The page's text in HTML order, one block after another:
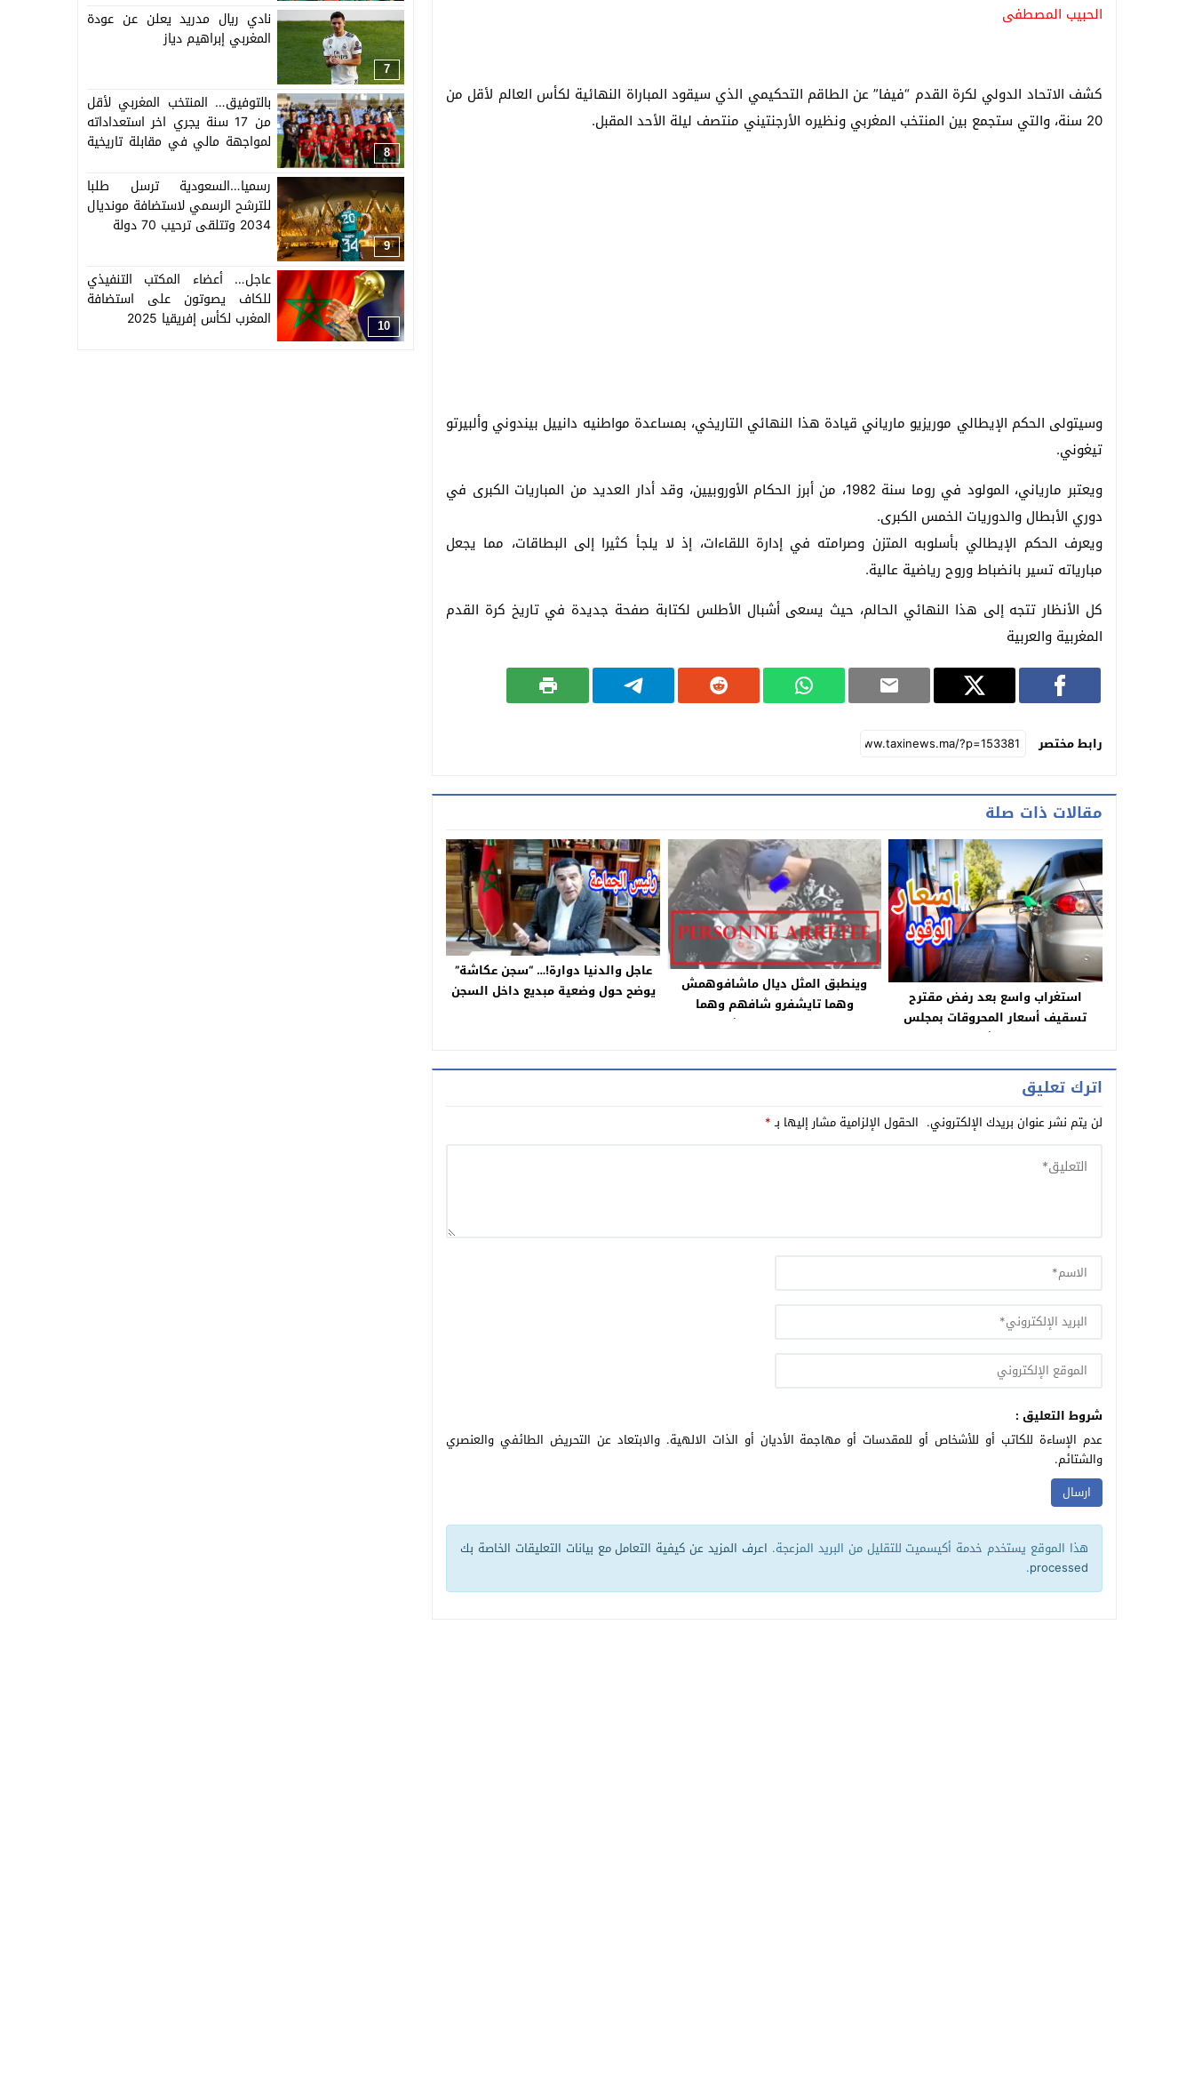
الحبيب المصطفى
كشف الاتحاد الدولي لكرة القدم “فيفا” عن الطاقم التحكيمي الذي سيقود المباراة النهائية لكأس العالم لأقل من
20 سنة، والتي ستجمع بين المنتخب المغربي ونظيره الأرجنتيني منتصف ليلة الأحد المقبل.
وسيتولى الحكم الإيطالي موريزيو مارياني قيادة هذا النهائي التاريخي، بمساعدة مواطنيه دانييل بيندوني وألبيرتو
تيغوني.
ويعتبر مارياني، المولود في روما سنة 1982، من أبرز الحكام الأوروبيين، وقد أدار العديد من المباريات الكبرى في
دوري الأبطال والدوريات الخمس الكبرى.
ويعرف الحكم الإيطالي بأسلوبه المتزن وصرامته في إدارة اللقاءات، إذ لا يلجأ كثيرا إلى البطاقات، مما يجعل
مبارياته تسير بانضباط وروح رياضية عالية.
كل الأنظار تتجه إلى هذا النهائي الحالم، حيث يسعى أشبال الأطلس لكتابة صفحة جديدة في تاريخ كرة القدم
المغربية والعربية
رابط مختصر
مقالات ذات صلة
استغراب واسع بعد رفض مقترح
تسقيف أسعار المحروقات بمجلس
المستشارين
وينطبق المثل ديال ماشافوهمش
وهما تايشفرو شافهم وهما
تايتقاسمو!… البوليس شدو واحد
وصحبو حقيبة مسروقة لواحد
عاجل والدنيا دوارة!… “سجن عكاشة”
يوضح حول وضعية مبديع داخل السجن
اترك تعليق
لن يتم نشر عنوان بريدك الإلكتروني. الحقول الإلزامية مشار إليها بـ*
شروط التعليق :
عدم الإساءة للكاتب أو للأشخاص أو للمقدسات أو مهاجمة الأديان أو الذات الالهية. والابتعاد عن التحريض الطائفي والعنصري
والشتائم.
هذا الموقع يستخدم خدمة أكيسميت للتقليل من البريد المزعجة. اعرف المزيد عن كيفية التعامل مع بيانات التعليقات الخاصة بك
processed
.
7
نادي ريال مدريد يعلن عن عودة
المغربي إبراهيم دياز
8
بالتوفيق… المنتخب المغربي لأقل
من 17 سنة يجري اخر استعداداته
لمواجهة مالي في مقابلة تاريخية
9
رسميا…السعودية ترسل طلبا
للترشح الرسمي لاستضافة مونديال
2034 وتتلقى ترحيب 70 دولة
10
عاجل… أعضاء المكتب التنفيذي
للكاف يصوتون على استضافة
المغرب لكأس إفريقيا 2025